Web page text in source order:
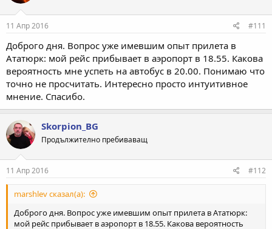
11 Апр 2016 #111
Доброго дня. Вопрос уже имевшим опыт прилета в
Ататюрк: мой рейс прибывает в аэропорт в 18.55. Какова
вероятность мне успеть на автобус в 20.00. Понимаю что
точно не просчитать. Интересно просто интуитивное
мнение. Спасибо.
Skorpion_BG
Продължително пребиваващ
11 Апр 2016 #112
marshlev сказал(а):
Доброго дня. Вопрос уже имевшим опыт прилета в Ататюрк:
мой рейс прибывает в аэропорт в 18.55. Какова вероятность